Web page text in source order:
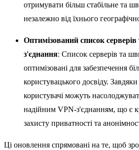
отримувати більш стабільне та
незалежно від їхнього
Оптимізований список
з'єднання: Список серверів та
оптимізовані для забезпечення
користувацького досвіду.
користувачі можуть
надійним VPN-з'єднанням, що є
захисту приватності та
Ці оновлення спрямовані на те, щоб